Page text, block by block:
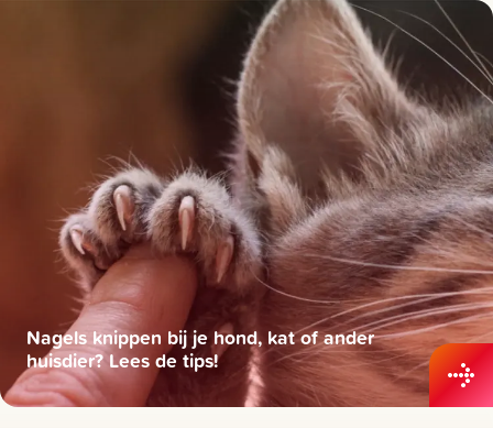
Nagels knippen bij je hond, kat of ander
huisdier? Lees de tips!